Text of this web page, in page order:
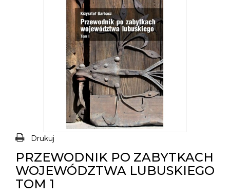
Drukuj
PRZEWODNIK PO ZABYTKACH
WOJEWÓDZTWA LUBUSKIEGO
TOM 1